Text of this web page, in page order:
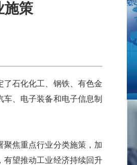
施策
石化化工、钢铁、有色金
、电子装备和电子信息制
焦重点行业分类施策，加
有望推动工业经济持续回升